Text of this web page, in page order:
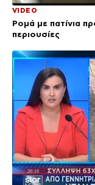
VIDEO
Ρομά με πατίνια
περιουσίες